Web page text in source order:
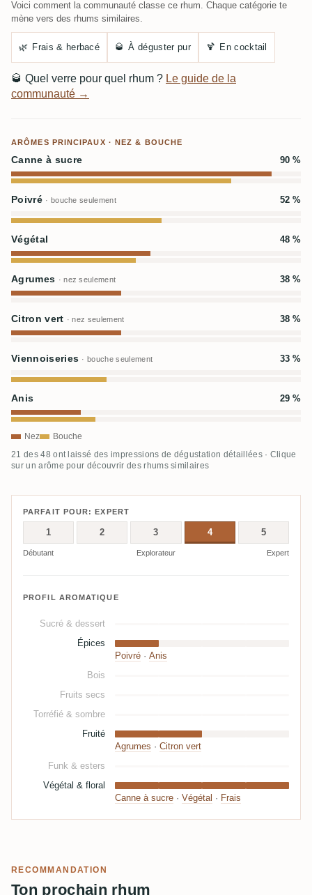
Voici comment la communauté classe ce rhum. Chaque catégorie te
mène vers des rhums similaires.
🌿 Frais & herbacé 🥃 À déguster pur 🍹 En cocktail
🥃 Quel verre pour quel rhum ? Le guide de la
communauté →
ARÔMES PRINCIPAUX · NEZ & BOUCHE
Canne à sucre 90 %
Poivré · bouche seulement 52 %
Végétal 48 %
Agrumes · nez seulement 38 %
Citron vert · nez seulement 38 %
Viennoiseries · bouche seulement 33 %
Anis 29 %
Nez Bouche
21 des 48 ont laissé des impressions de dégustation détaillées · Clique
sur un arôme pour découvrir des rhums similaires
PARFAIT POUR: EXPERT
1 2 3 4 5
Débutant Explorateur Expert
PROFIL AROMATIQUE
Sucré & dessert
Épices
Poivré · Anis
Bois
Fruits secs
Torréfié & sombre
Fruité
Agrumes · Citron vert
Funk & esters
Végétal & floral
Canne à sucre · Végétal · Frais
RECOMMANDATION
Ton prochain rhum